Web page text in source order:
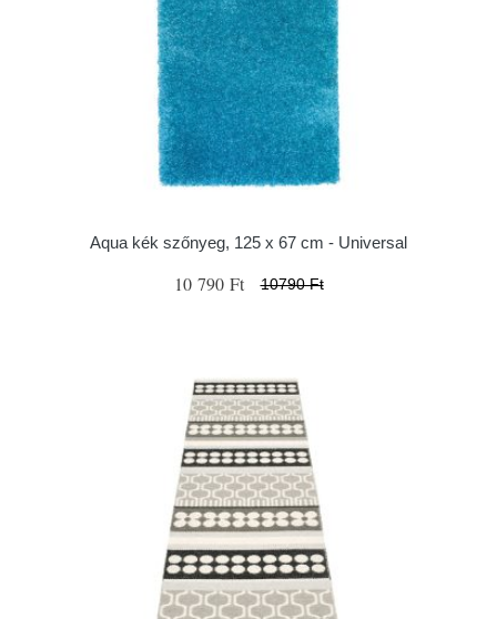
Aqua kék szőnyeg, 125 x 67 cm - Universal
10 790 Ft 10790 Ft